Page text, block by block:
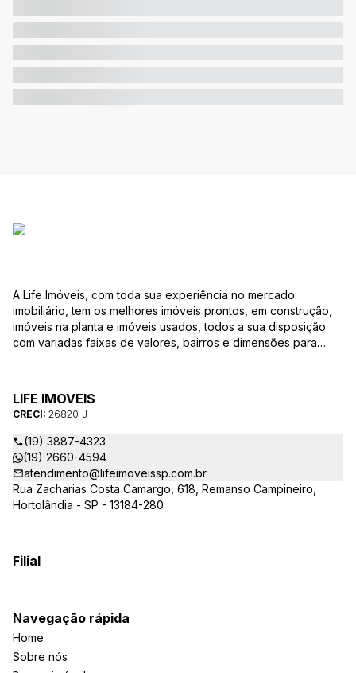
A Life Imóveis, com toda sua experiência no mercado
imobiliário, tem os melhores imóveis prontos, em construção,
imóveis na planta e imóveis usados, todos a sua disposição
com variadas faixas de valores, bairros e dimensões para
as suas dúvidas sobre casas, apartamentos, terrenos, salas
comerciais e outros produtos imobiliários.
LIFE IMOVEIS
CRECI: 26820-J
(19) 3887-4323
(19) 2660-4594
atendimento@lifeimoveissp.com.br
Rua Zacharias Costa Camargo, 618, Remanso Campineiro,
Hortolândia - SP - 13184-280
Filial
Navegação rápida
Home
Sobre nós